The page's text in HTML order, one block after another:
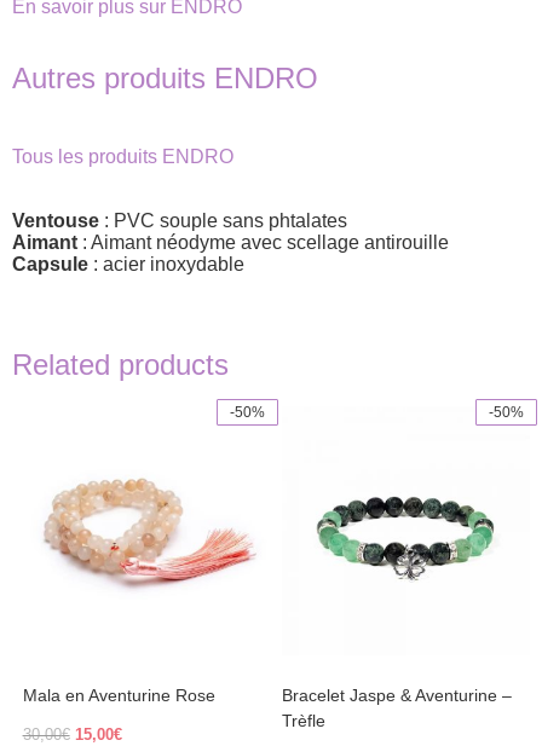
En savoir plus sur ENDRO
Autres produits ENDRO
Tous les produits ENDRO
Ventouse : PVC souple sans phtalates
Aimant : Aimant néodyme avec scellage antirouille
Capsule : acier inoxydable
Related products
-50%
Mala en Aventurine Rose
30,00€ Original
15,00€Current
-50%
Bracelet Jaspe & Aventurine –
Trèfle